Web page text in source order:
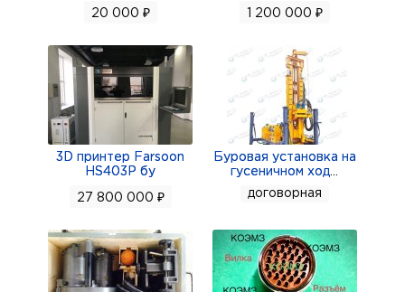
20 000 ₽ 1 200 000 ₽
3D принтер Farsoon
HS403P бу
27 800 000 ₽
Буровая установка на
гусеничном ход
договорная